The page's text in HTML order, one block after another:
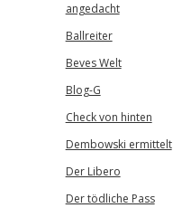
angedacht
Ballreiter
Beves Welt
Blog-G
Check von hinten
Dembowski ermittelt
Der Libero
Der tödliche Pass